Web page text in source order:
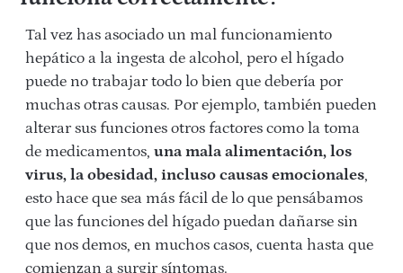
Tal vez has asociado un mal funcionamiento
hepático a la ingesta de alcohol, pero el hígado
puede no trabajar todo lo bien que debería por
muchas otras causas. Por ejemplo, también pueden
alterar sus funciones otros factores como la toma
de medicamentos, una mala alimentación, los
virus, la obesidad, incluso causas emocionales,
esto hace que sea más fácil de lo que pensábamos
que las funciones del hígado puedan dañarse sin
que nos demos, en muchos casos, cuenta hasta que
comienzan a surgir síntomas.